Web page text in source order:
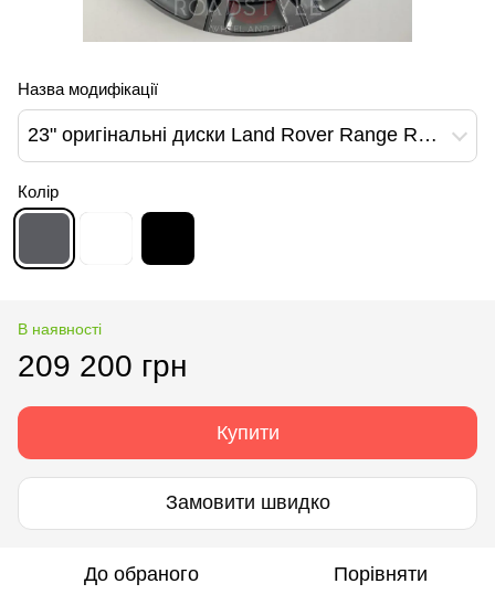
Назва модифікації
23" оригінальні диски Land Rover Range Rover Vogue Sport 1075 Style Graphite Polished (M8E2-1007-KA)
Колір
В наявності
209 200 грн
Купити
Замовити швидко
До обраного Порівняти